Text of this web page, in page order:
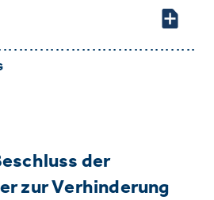
der
zur Verhinderung